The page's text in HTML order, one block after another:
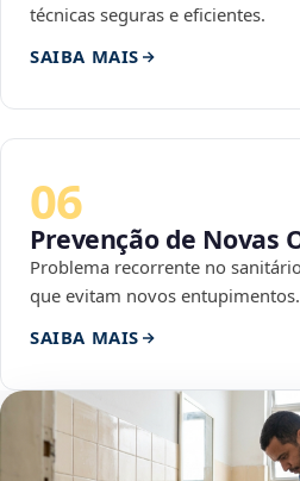
técnicas seguras e eficientes.
SAIBA MAIS
06
Prevenção de Novas
Problema recorrente no
que evitam novos entupimentos.
SAIBA MAIS